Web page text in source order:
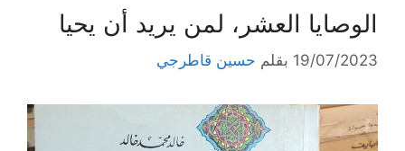
الوصايا العشر، لمن يريد أن يحيا
19/07/2023 بقلم حسين قاطرجي